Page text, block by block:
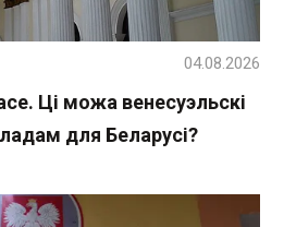
Ці можа венесуэльскі
для Беларусі?
04.08.2026